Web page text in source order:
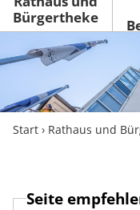
Bürgertheke
Start › Rathaus und
Seite